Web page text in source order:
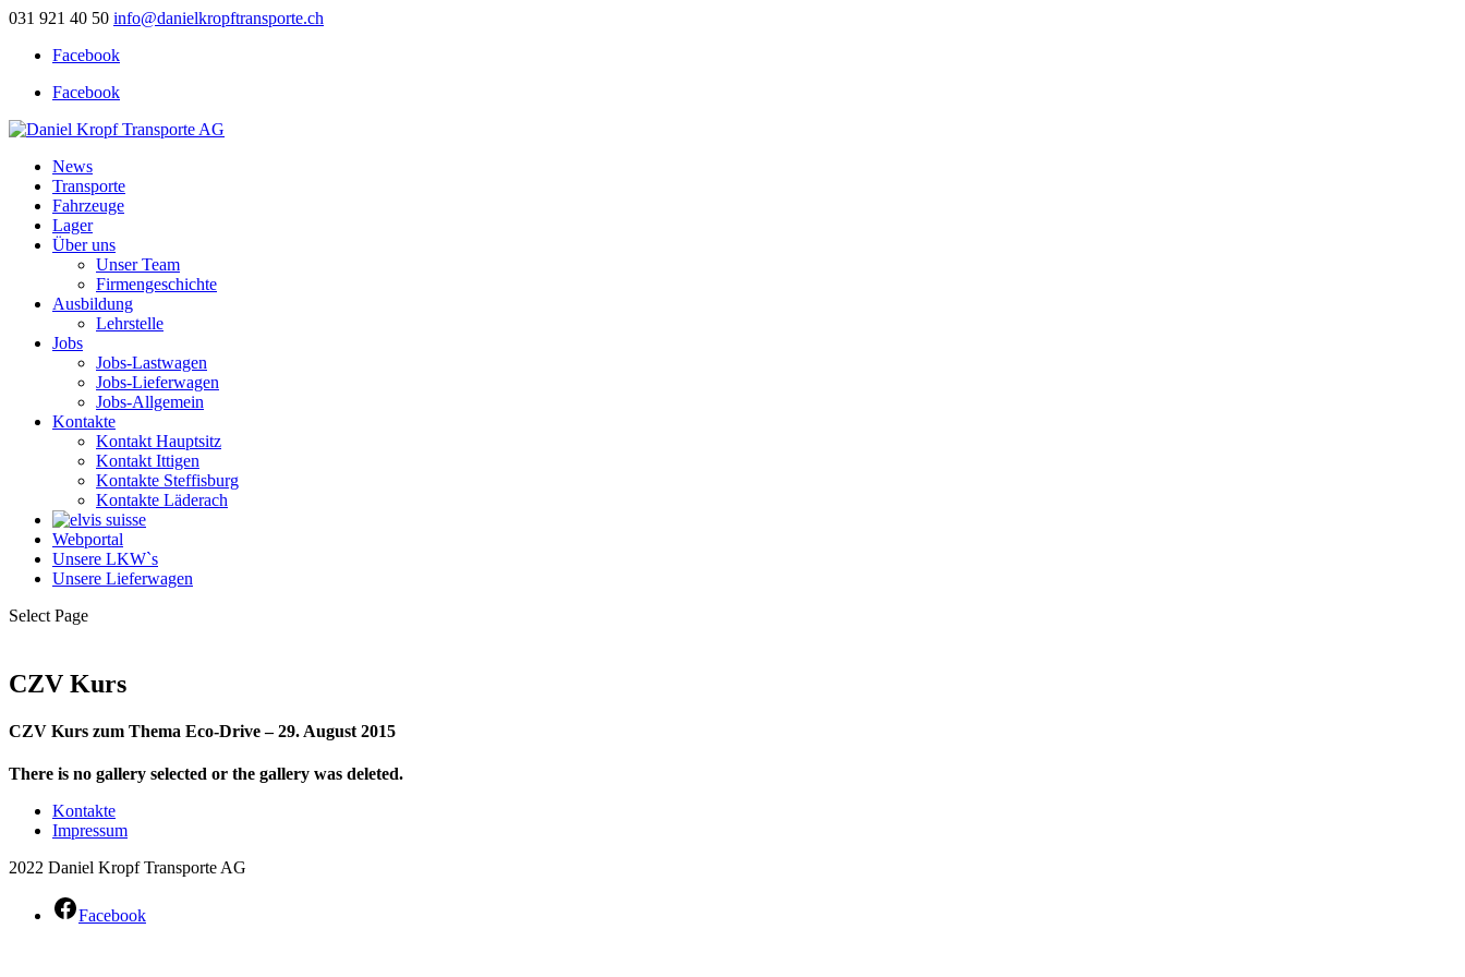
031 921 40 50 info@danielkropftransporte.ch
Facebook
Facebook
News
Transporte
Fahrzeuge
Lager
Über uns
Unser Team
Firmengeschichte
Ausbildung
Lehrstelle
Jobs
Jobs-Lastwagen
Jobs-Lieferwagen
Jobs-Allgemein
Kontakte
Kontakt Hauptsitz
Kontakt Ittigen
Kontakte Steffisburg
Kontakte Läderach
Webportal
Unsere LKW`s
Unsere Lieferwagen
Select Page
CZV Kurs
CZV Kurs zum Thema Eco-Drive – 29. August 2015
There is no gallery selected or the gallery was deleted.
Kontakte
Impressum
2022 Daniel Kropf Transporte AG
Facebook